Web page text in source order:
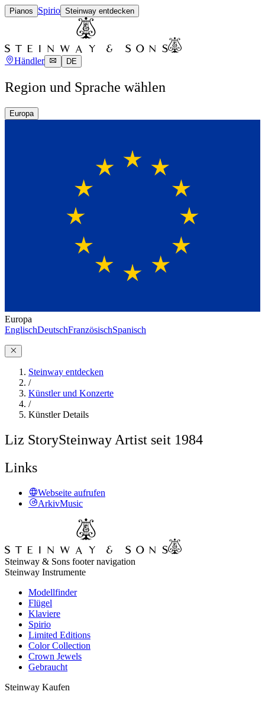
Pianos Spirio Steinway entdecken
Händler DE
Region und Sprache wählen
Europa
Europa
EnglischDeutschFranzösischSpanisch
Steinway entdecken
/
Künstler und Konzerte
/
Künstler Details
Liz StorySteinway Artist seit 1984
Links
Webseite aufrufen
ArkivMusic
Steinway & Sons footer navigation
Steinway Instrumente
Modellfinder
Flügel
Klaviere
Spirio
Limited Editions
Color Collection
Crown Jewels
Gebraucht
Steinway Kaufen